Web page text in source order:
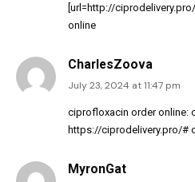
[url=http://
online
CharlesZoova
July 23, 2024 at 11:47 pm
ciprofloxacin order online:
https://ciprodelivery.pro/#
MyronGat